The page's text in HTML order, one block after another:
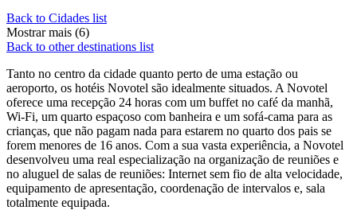
Back to Cidades list
Mostrar mais (6)
Back to other destinations list
Tanto no centro da cidade quanto perto de uma estação ou
aeroporto, os hotéis Novotel são idealmente situados. A Novotel
oferece uma recepção 24 horas com um buffet no café da manhã,
Wi-Fi, um quarto espaçoso com banheira e um sofá-cama para as
crianças, que não pagam nada para estarem no quarto dos pais se
forem menores de 16 anos. Com a sua vasta experiência, a Novotel
desenvolveu uma real especialização na organização de reuniões e
no aluguel de salas de reuniões: Internet sem fio de alta velocidade,
equipamento de apresentação, coordenação de intervalos e, sala
totalmente equipada.